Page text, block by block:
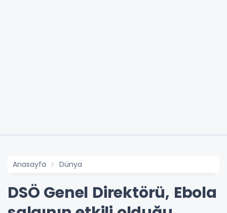
Anasayfa Dünya
DSÖ Genel Direktörü, Ebola